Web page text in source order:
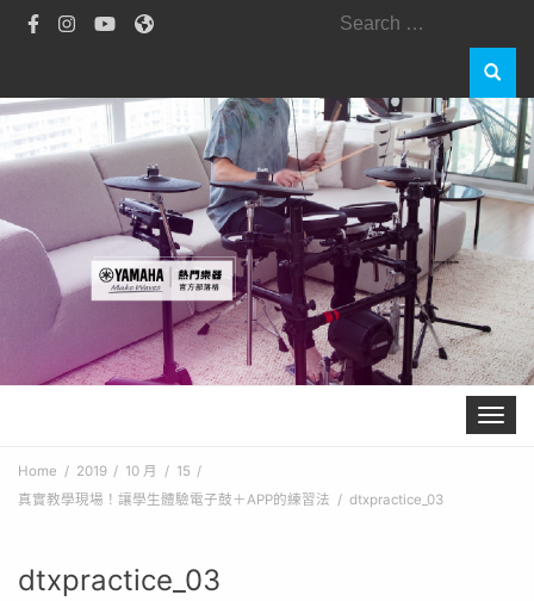
Search
Toggle
Home 2019 10 月
15
真實教學現場！讓學生體驗電子鼓＋APP的練習法
dtxpractice_03
dtxpractice_03